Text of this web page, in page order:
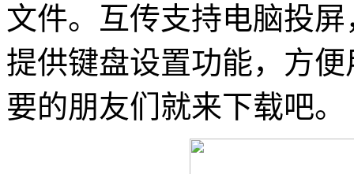
文件。互传支持电脑投
提供键盘设置功能，方
要的朋友们就来下载吧。